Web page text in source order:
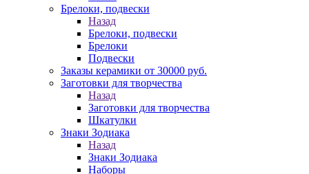
Брелоки, подвески
Назад
Брелоки, подвески
Брелоки
Подвески
Заказы керамики от 30000 руб.
Заготовки для творчества
Назад
Заготовки для творчества
Шкатулки
Знаки Зодиака
Назад
Знаки Зодиака
Наборы